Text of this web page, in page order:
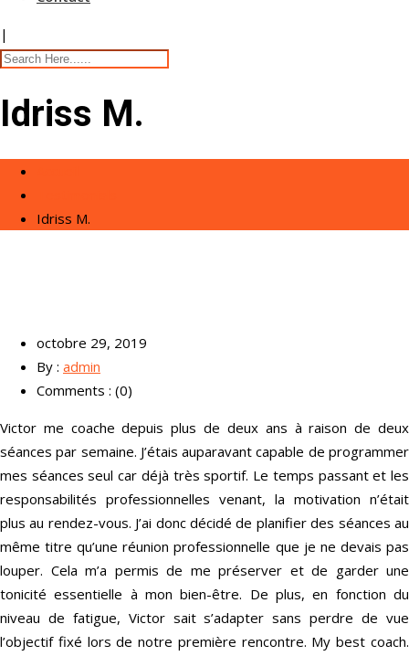
|
Idriss M.
Idriss M.
octobre 29, 2019
By : admin
Comments : (0)
Victor me coache depuis plus de deux ans à raison de deux
séances par semaine. J’étais auparavant capable de programmer
mes séances seul car déjà très sportif. Le temps passant et les
responsabilités professionnelles venant, la motivation n’était
plus au rendez-vous. J’ai donc décidé de planifier des séances au
même titre qu’une réunion professionnelle que je ne devais pas
louper. Cela m’a permis de me préserver et de garder une
tonicité essentielle à mon bien-être. De plus, en fonction du
niveau de fatigue, Victor sait s’adapter sans perdre de vue
l’objectif fixé lors de notre première rencontre. My best coach.